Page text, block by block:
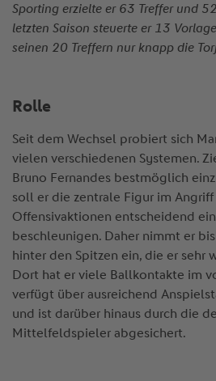
Sporting erzielte er 63 Treffer und
letzten Saison steuerte er 13
seinen 20 Treffern nur knapp die
Rolle
Seit dem Wechsel probiert sich
vielen verschiedenen Systemen.
Bruno Fernandes bestmöglich
soll er die zentrale Figur im
Offensivaktionen entscheidend
beschleunigen. Daher nimmt er
hinter den Spitzen ein, die er sehr
Dort hat er viele Ballkontakte im
verfügt über ausreichend
und ist darüber hinaus durch die
Mittelfeldspieler abgesichert.